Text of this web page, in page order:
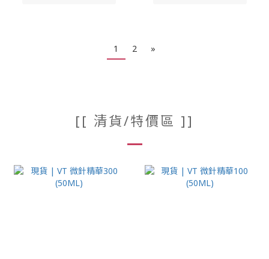
1 2 »
[[ 清貨/特價區 ]]